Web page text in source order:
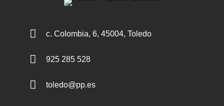
 c. Colombia, 6, 45004, Toledo
 925 285 528
 toledo@pp.es